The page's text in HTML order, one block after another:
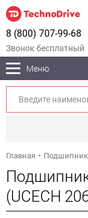
8 (800) 707-99-68
Звонок бесплатный
Меню
Главная
(UCECH